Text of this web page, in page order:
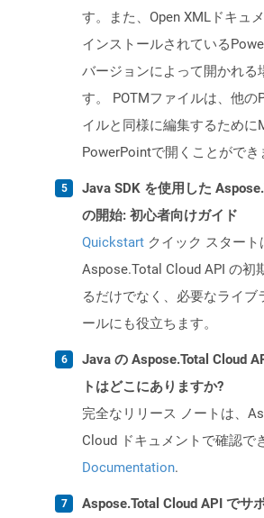
す。また、Open XMLドキュ
インストールされている
バージョンによって開かれる
す。 POTMファイルは、他の
イルと同様に編集するため
PowerPointで開くことができ
Java SDK を使用した
の開始: 初心者向けガイド
Quickstart クイック スタート
Aspose.Total Cloud API の初
るだけでなく、必要なライブ
ールにも役立ちます。
Java の Aspose.Total Cloud
トはどこにありますか?
完全なリリース ノートは、
Cloud ドキュメントで確認で
Documentation.
Aspose.Total Cloud API でサ